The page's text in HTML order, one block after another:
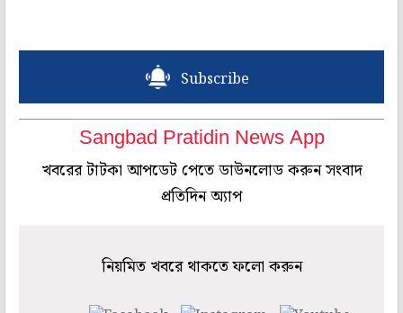
Subscribe
Sangbad Pratidin News App
খবরের টাটকা আপডেট পেতে ডাউনলোড করুন সংবাদ
প্রতিদিন অ্যাপ
নিয়মিত খবরে থাকতে ফলো করুন